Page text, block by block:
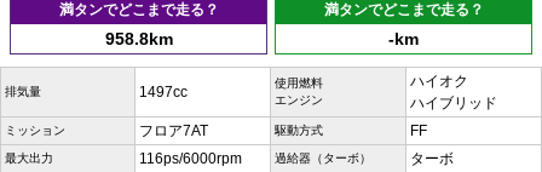
満タンでどこまで走る？
958.8km
満タンでどこまで走る？
-km
排気量 1497cc
使用燃料
エンジン
ハイオク
ハイブリッド
ミッション フロア7AT 駆動方式 FF
最大出力 116ps/6000rpm 過給器（ターボ） ターボ